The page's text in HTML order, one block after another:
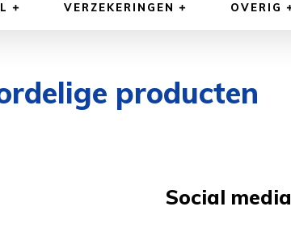
VERZEKERINGEN OVERIG
producten
Social media